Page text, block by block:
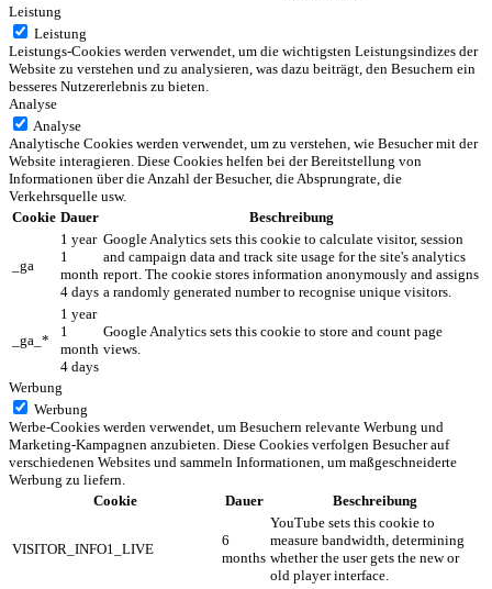
Leistung
Leistung
Leistungs-Cookies werden verwendet, um die wichtigsten Leistungsindizes der
Website zu verstehen und zu analysieren, was dazu beiträgt, den Besuchern ein
besseres Nutzererlebnis zu bieten.
Analyse
Analyse
Analytische Cookies werden verwendet, um zu verstehen, wie Besucher mit der
Website interagieren. Diese Cookies helfen bei der Bereitstellung von
Informationen über die Anzahl der Besucher, die Absprungrate, die
Verkehrsquelle usw.
Cookie Dauer Beschreibung
_ga
1 year
1
month
4 days
Google Analytics sets this cookie to calculate visitor, session
and campaign data and track site usage for the site's analytics
report. The cookie stores information anonymously and assigns
a randomly generated number to recognise unique visitors.
_ga_*
1 year
1
month
4 days
Google Analytics sets this cookie to store and count page
views.
Werbung
Werbung
Werbe-Cookies werden verwendet, um Besuchern relevante Werbung und
Marketing-Kampagnen anzubieten. Diese Cookies verfolgen Besucher auf
verschiedenen Websites und sammeln Informationen, um maßgeschneiderte
Werbung zu liefern.
Cookie
Dauer Beschreibung
VISITOR_INFO1_LIVE
6
months
YouTube sets this cookie to
measure bandwidth, determining
whether the user gets the new or
old player interface.